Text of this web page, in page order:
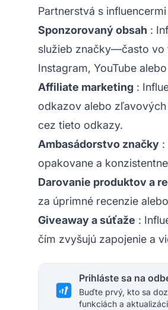
Partnerstvá s
Sponzorovaný obsah :
služieb značky—často vo
Instagram, YouTube
Affiliate marketing :
odkazov alebo
cez tieto odkazy.
Ambasádorstvo značky :
opakovane a
Darovanie produktov a
za úprimné recenzie
Giveaway a súťaže :
čím zvyšujú zapojenie a
Prihláste sa na
Buďte prvý, kto sa
funkciách a